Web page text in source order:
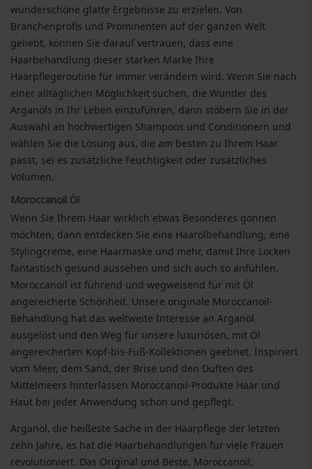
wunderschöne glatte Ergebnisse zu erzielen. Von
Branchenprofis und Prominenten auf der ganzen Welt
geliebt, können Sie darauf vertrauen, dass eine
Haarbehandlung dieser starken Marke Ihre
Haarpflegeroutine für immer verändern wird. Wenn Sie nach
einer alltäglichen Möglichkeit suchen, die Wunder des
Arganöls in Ihr Leben einzuführen, dann stöbern Sie in der
Auswahl an hochwertigen Shampoos und Conditionern und
wählen Sie die Lösung aus, die am besten zu Ihrem Haar
passt, sei es zusätzliche Feuchtigkeit oder zusätzliches
Volumen.
Moroccanoil Öl
Wenn Sie Ihrem Haar wirklich etwas Besonderes gönnen
möchten, dann entdecken Sie eine Haarölbehandlung, eine
Stylingcreme, eine Haarmaske und mehr, damit Ihre Locken
fantastisch gesund aussehen und sich auch so anfühlen.
Moroccanoil ist führend und wegweisend für mit Öl
angereicherte Schönheit. Unsere originale Moroccanoil-
Behandlung hat das weltweite Interesse an Arganöl
ausgelöst und den Weg für unsere luxuriösen, mit Öl
angereicherten Kopf-bis-Fuß-Kollektionen geebnet. Inspiriert
vom Meer, dem Sand, der Brise und den Düften des
Mittelmeers hinterlassen Moroccanoil-Produkte Haar und
Haut bei jeder Anwendung schön und gepflegt.
Arganöl, die heißeste Sache in der Haarpflege der letzten
zehn Jahre, es hat die Haarbehandlungen für viele Frauen
revolutioniert. Das Original und Beste, Moroccanoil,